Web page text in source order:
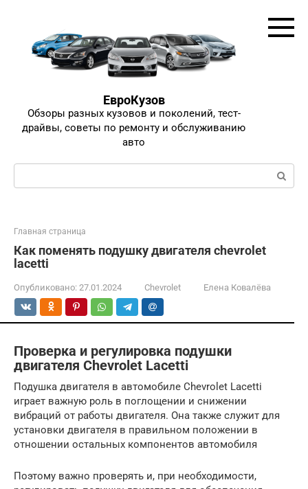
ЕвроКузов
Обзоры разных кузовов и поколений, тест-
драйвы, советы по ремонту и обслуживанию
авто
Поиск:
Главная страница
Как поменять подушку двигателя chevrolet
lacetti
Опубликовано: 27.01.2024 Chevrolet Елена Ковалёва
Проверка и регулировка подушки
двигателя Chevrolet Lacetti
Подушка двигателя в автомобиле Chevrolet Lacetti
играет важную роль в поглощении и снижении
вибраций от работы двигателя. Она также служит для
установки двигателя в правильном положении в
отношении остальных компонентов автомобиля
Поэтому важно проверять и, при необходимости,